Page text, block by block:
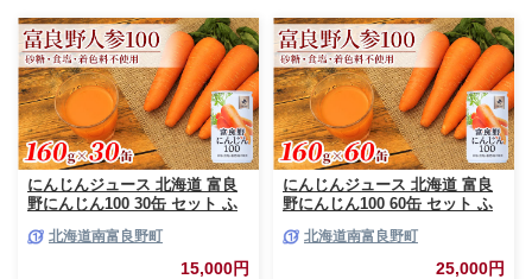
にんじんジュース 北海道 富良
野にんじん100 30缶 セット ふ
んじん ジュース 野菜ジュース
人参ジュース キャロットジュー
北海道南富良野町
15,000円
にんじんジュース 北海道 富良
野にんじん100 60缶 セット ふ
んじん ジュース 野菜ジュース
キャロットジュース 富良野人参
北海道南富良野町
25,000円